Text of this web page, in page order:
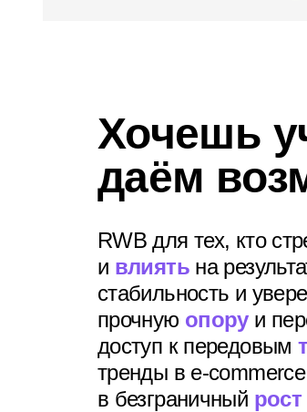
Хочешь
даём
RWB для тех, кто
и влиятьна
стабильность и
прочную опоруи
доступ к передовым
тренды в e-
в безграничный рост